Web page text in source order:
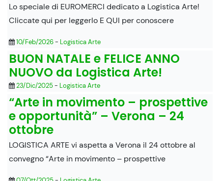
Lo speciale di EUROMERCI dedicato a Logistica Arte!
Cliccate qui per leggerlo E QUI per conoscere
10/Feb/2026- Logistica Arte
BUON NATALE e FELICE ANNO
NUOVO da Logistica Arte!
23/Dic/2025- Logistica Arte
“Arte in movimento – prospettive
e opportunità” – Verona – 24
ottobre
LOGISTICA ARTE vi aspetta a Verona il 24 ottobre al
convegno “Arte in movimento – prospettive